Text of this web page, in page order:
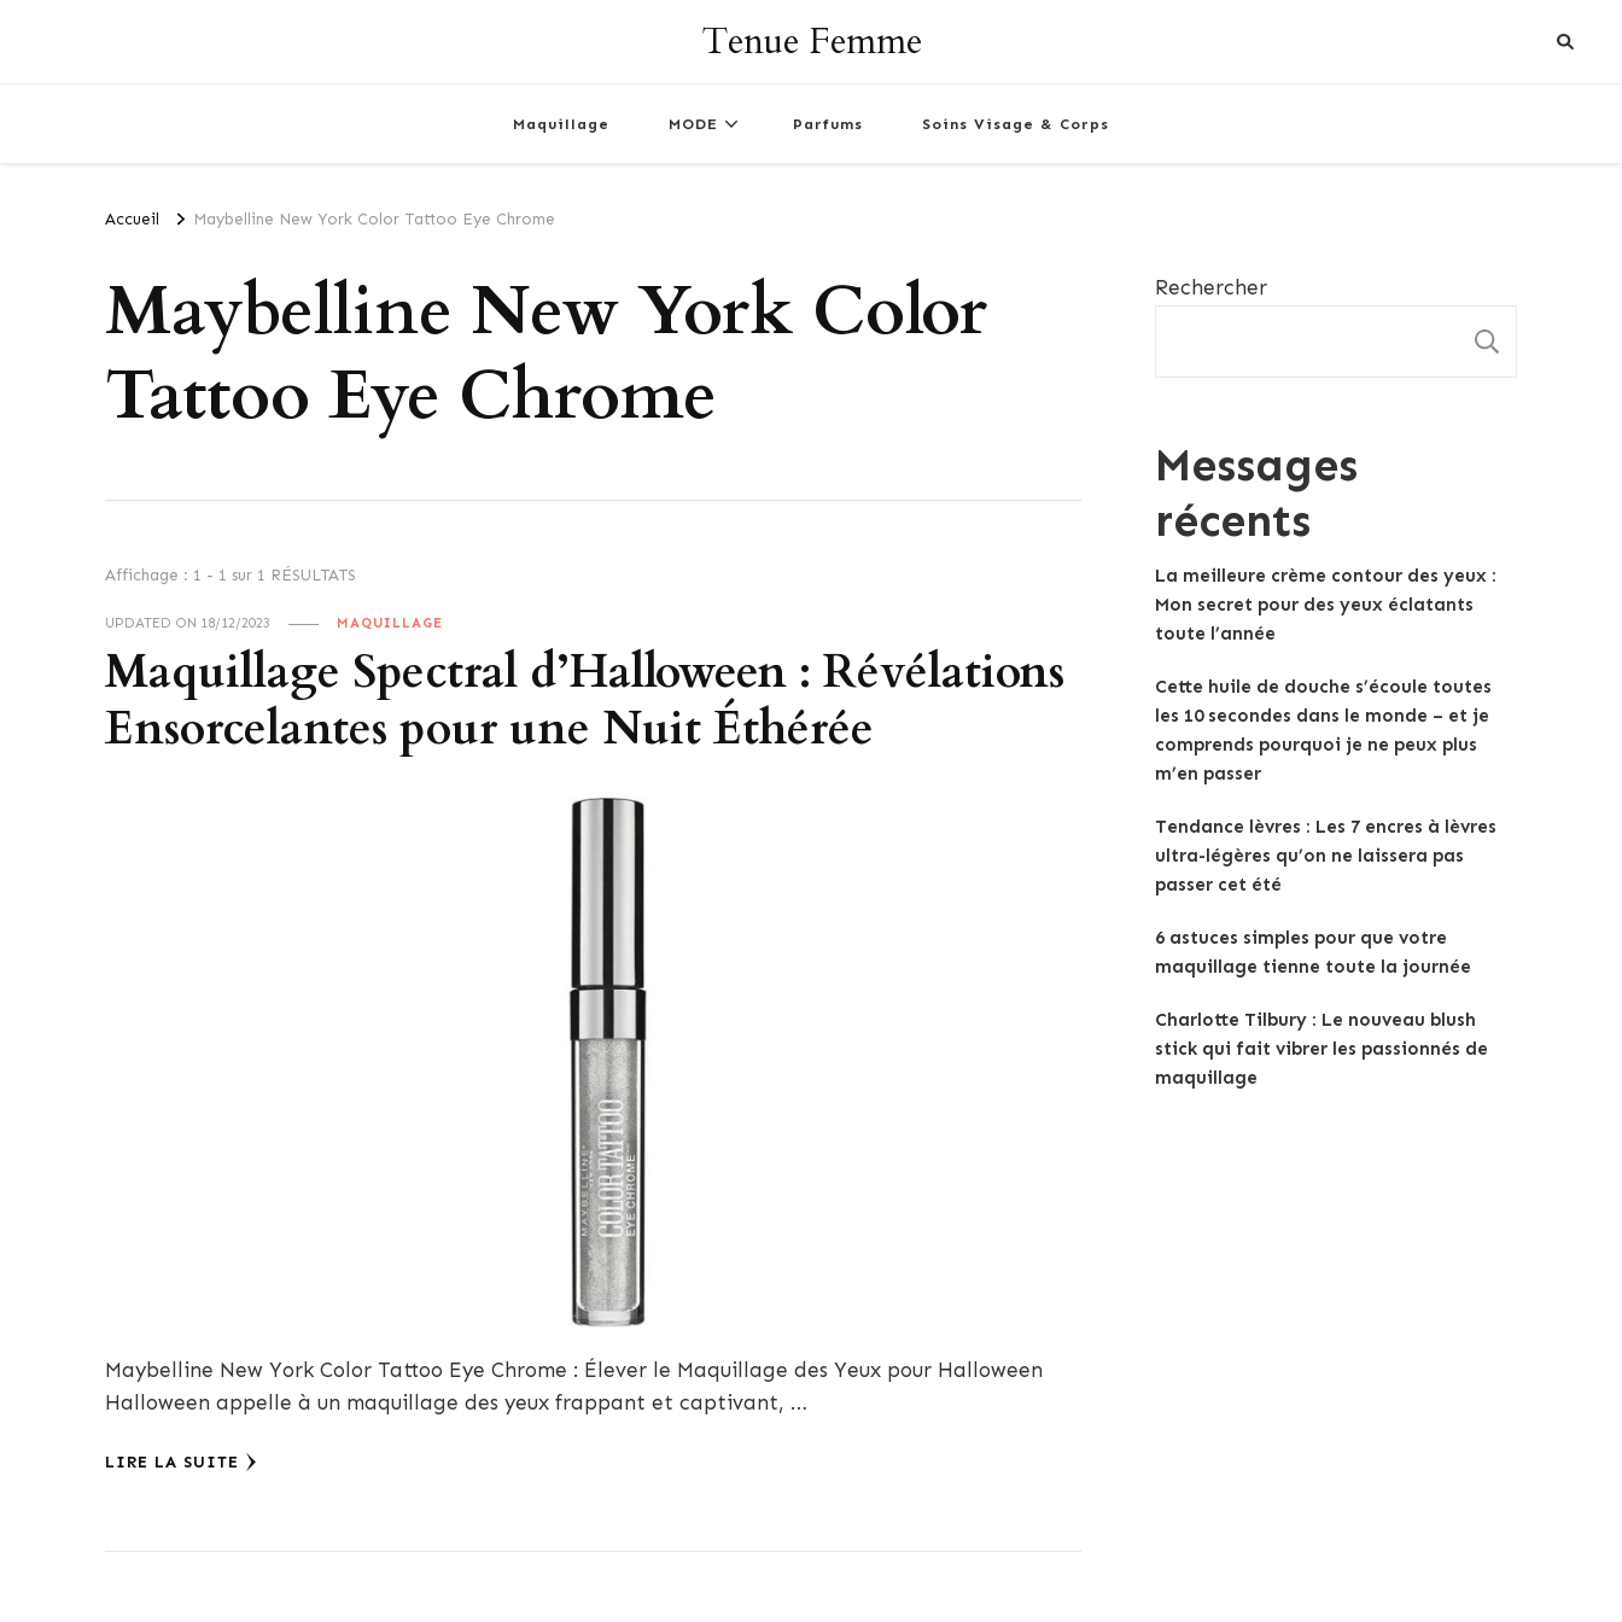
Tenue Femme
Maquillage MODE Parfums Soins Visage & Corps
Accueil Maybelline New York Color Tattoo Eye Chrome
Maybelline New York Color
Tattoo Eye Chrome
Affichage : 1 - 1 sur 1 RÉSULTATS
UPDATED ON 18/12/2023 MAQUILLAGE
Maquillage Spectral d’Halloween : Révélations
Ensorcelantes pour une Nuit Éthérée
Maybelline New York Color Tattoo Eye Chrome : Élever le Maquillage des Yeux pour Halloween
Halloween appelle à un maquillage des yeux frappant et captivant, …
LIRE LA SUITE
Rechercher
Messages
récents
La meilleure crème contour des yeux :
Mon secret pour des yeux éclatants
toute l’année
Cette huile de douche s’écoule toutes
les 10 secondes dans le monde – et je
comprends pourquoi je ne peux plus
m’en passer
Tendance lèvres : Les 7 encres à lèvres
ultra-légères qu’on ne laissera pas
passer cet été
6 astuces simples pour que votre
maquillage tienne toute la journée
Charlotte Tilbury : Le nouveau blush
stick qui fait vibrer les passionnés de
maquillage